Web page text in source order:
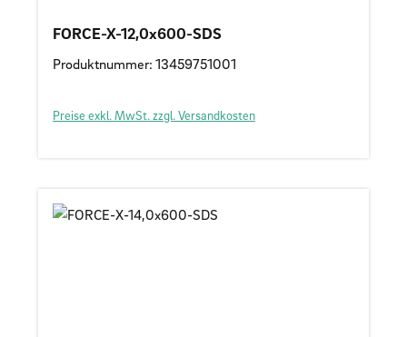
FORCE-X-12,0x600-SDS
Produktnummer: 13459751001
Preise exkl. MwSt. zzgl. Versandkosten